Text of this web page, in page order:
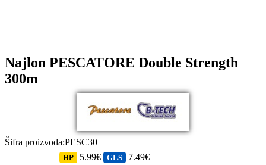
Najlon PESCATORE Double Strength
300m
Šifra proizvoda:PESC30
HP 5.99€ GLS 7.49€